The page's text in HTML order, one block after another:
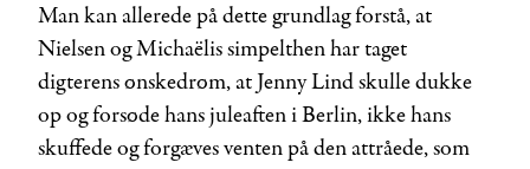
Man kan allerede på dette grundlag forstå, at
Nielsen og Michaëlis simpelthen har taget
digterens ønskedrøm, at Jenny Lind skulle dukke
op og forsøde hans juleaften i Berlin, ikke hans
skuffede og forgæves venten på den attråede, som